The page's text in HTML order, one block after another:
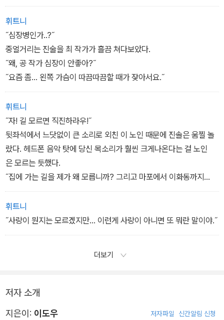
다는... 그런 느낌요.˝
휘트니
˝심장병인가..?˝
중얼거리는 진술을 최 작가가 흘끔 쳐다보았다.
˝왜, 공 작가 심장이 안좋아?˝
˝요즘 좀... 왼쪽 가슴이 따끔따끔할 때가 잦아서요.˝
휘트니
˝자! 길 모르면 직진하라우!˝
뒷좌석에서 느닷없이 큰 소리로 외친 이 노인 때문에 진솔은 움찔 놀
랐다. 헤드폰 음악 탓에 당신 목소리가 훨씬 크게나온다는 걸 노인
은 모르는 듯했다.
˝집에 가는 길을 제가 왜 모릅니까? 그리고 마포에서 이화동까지
는 어차피 직진이에요.˝
˝누가 네 녀석한테 길 모른다 하던? 방금 그 말은 내 인생관을, 공작
가님한테 피력한 거이다.˝
휘트니
˝사랑이 뭔지는 모르겠지만... 이런게 사랑이 아니면 또 뭐란 말이야.˝
더보기
저자 소개
지은이: 이도우 저자파일 신간알림 신청